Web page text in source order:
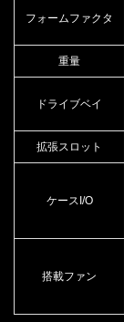
フォームファクタ
重量
ドライブベイ
拡張スロット
ケースI/O
搭載ファン